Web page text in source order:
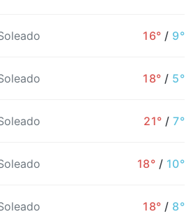
16° / 9°
18° / 5°
21° / 7°
18° / 10°
18° / 8°